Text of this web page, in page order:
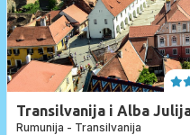
Transilvanija i Alba
Rumunija - Transilvanija